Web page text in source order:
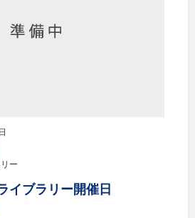
ー
イブラリー開催日